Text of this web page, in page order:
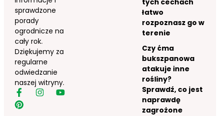
sprawdzone
porady
ogrodnicze na
cały rok.
Dziękujemy za
regularne
odwiedzanie
naszej witryny.
tych cechach
łatwo
rozpoznasz go w
terenie
Czy ćma
bukszpanowa
atakuje inne
rośliny?
Sprawdź, co jest
naprawdę
zagrożone